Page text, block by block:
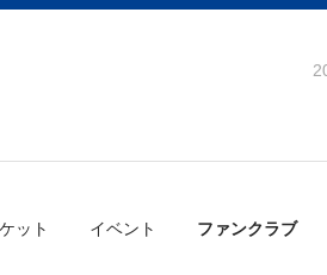
ット イベント ファンクラブ